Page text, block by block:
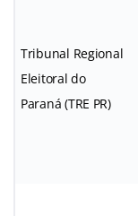
Tribunal Regional
Eleitoral do
Paraná (TRE PR)